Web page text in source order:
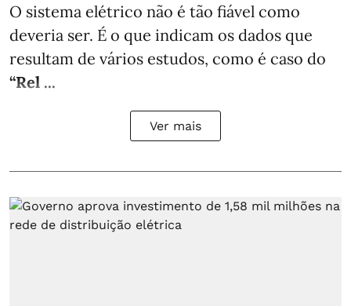
O sistema elétrico não é tão fiável como
deveria ser. É o que indicam os dados que
resultam de vários estudos, como é caso do
“Rel ...
Ver mais